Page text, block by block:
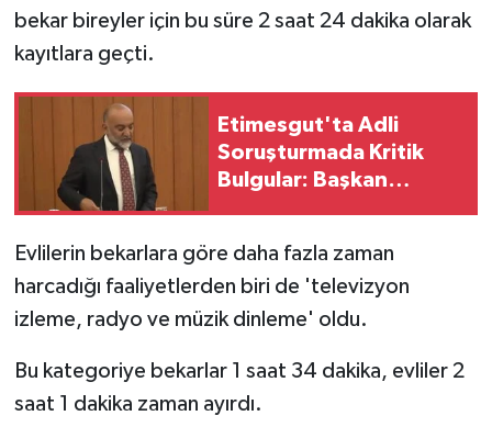
bekar bireyler için bu süre 2 saat 24 dakika olarak
kayıtlara geçti.
Etimesgut'ta Adli
Soruşturmada Kritik
Bulgular: Başkan
Evlilerin bekarlara göre daha fazla zaman
harcadığı faaliyetlerden biri de 'televizyon
izleme, radyo ve müzik dinleme' oldu.
Bu kategoriye bekarlar 1 saat 34 dakika, evliler 2
saat 1 dakika zaman ayırdı.